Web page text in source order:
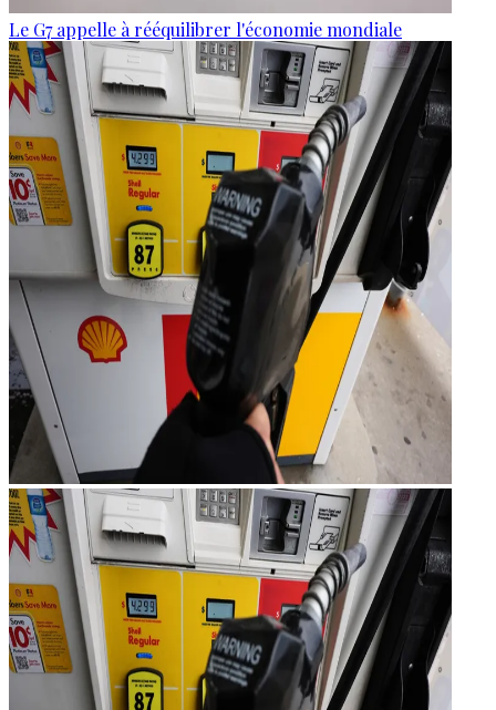
Le G7 appelle à rééquilibrer l'économie mondiale